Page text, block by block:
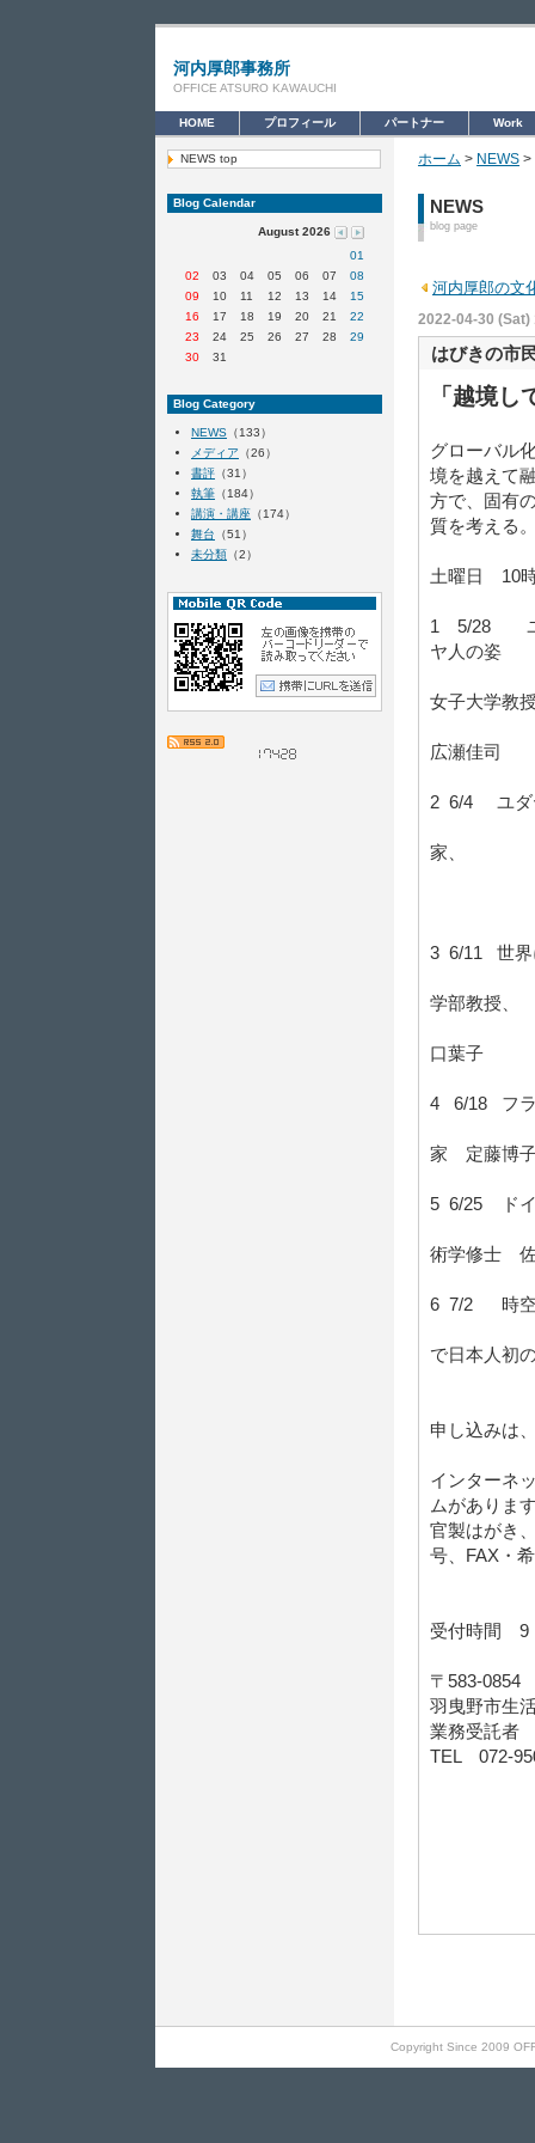
河内厚郎事務所
OFFICE ATSURO KAWAUCHI
HOME プロフィール パートナー Work
ホーム > NEWS >
NEWS
blog page
河内厚郎の文
2022-04-30 (Sat)
はびきの市
「越境
グローバル
境を越えて
方で、固有
質を考える
土曜日 10
1 5/28 ユダ
ヤ人の姿
女子大学教
広瀬佳司
2 6/4 ユダ
家、
3 6/11 世界
学部教授、
口葉子
4 6/18 フラ
家 定藤博
5 6/25 ドイ
術学修士
6 7/2 時空
で日本人初
申し込みは
インターネ
ムがありま
官製はがき
号、FAX・
受付時間 9
〒583-0854
羽曳野市生
業務受託者
TEL 072-
NEWS top
Blog Calendar
August 2026
01
02
03 04 05 06 07
08
09
10 11 12 13 14
15
16
17 18 19 20 21
22
23
24 25 26 27 28
29
30
31
Blog Category
NEWS （133）
メディア （26）
書評 （31）
執筆 （184）
講演・講座 （174）
舞台 （51）
未分類 （2）
Copyright Since 2009